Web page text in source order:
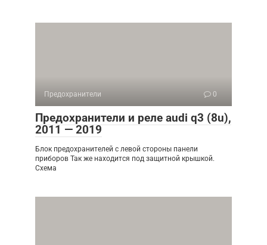
Предохранители 0
Предохранители и реле audi q3 (8u),
2011 — 2019
Блок предохранителей с левой стороны панели
приборов Так же находится под защитной крышкой.
Схема